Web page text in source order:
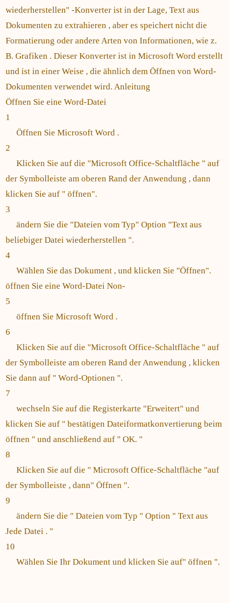
wiederherstellen" -Konverter ist in der Lage, Text aus
Dokumenten zu extrahieren , aber es speichert nicht die
Formatierung oder andere Arten von Informationen, wie z.
B. Grafiken . Dieser Konverter ist in Microsoft Word erstellt
und ist in einer Weise , die ähnlich dem Öffnen von Word-
Dokumenten verwendet wird. Anleitung
Öffnen Sie eine Word-Datei
1
Öffnen Sie Microsoft Word .
2
Klicken Sie auf die "Microsoft Office-Schaltfläche " auf
der Symbolleiste am oberen Rand der Anwendung , dann
klicken Sie auf " öffnen".
3
ändern Sie die "Dateien vom Typ" Option "Text aus
beliebiger Datei wiederherstellen ".
4
Wählen Sie das Dokument , und klicken Sie "Öffnen".
öffnen Sie eine Word-Datei Non-
5
öffnen Sie Microsoft Word .
6
Klicken Sie auf die "Microsoft Office-Schaltfläche " auf
der Symbolleiste am oberen Rand der Anwendung , klicken
Sie dann auf " Word-Optionen ".
7
wechseln Sie auf die Registerkarte "Erweitert" und
klicken Sie auf " bestätigen Dateiformatkonvertierung beim
öffnen " und anschließend auf " OK. "
8
Klicken Sie auf die " Microsoft Office-Schaltfläche "auf
der Symbolleiste , dann" Öffnen ".
9
ändern Sie die " Dateien vom Typ " Option " Text aus
Jede Datei . "
10
Wählen Sie Ihr Dokument und klicken Sie auf" öffnen ".